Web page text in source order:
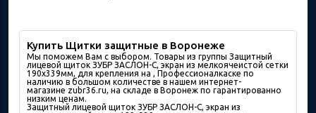
Купить Щитки защитные в Воронеже
Мы поможем Вам с выбором. Товары из группы Защитный
лицевой щиток ЗУБР ЗАСЛОН-С, экран из мелкоячеистой сетки
190х339мм, для крепления на , Профессионалкаске по
наличию в большом количествe в нашем интернет-
магазине zubr36.ru, на складе в Воронеж по гарантированно
низким ценам.
Защитный лицевой щиток ЗУБР ЗАСЛОН-С, экран из